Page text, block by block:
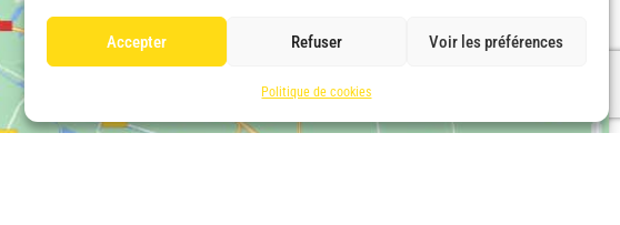
Accepter Refuser Voir les préférences
Politique de cookies